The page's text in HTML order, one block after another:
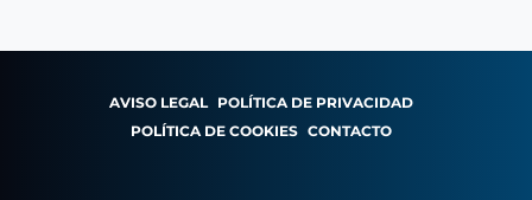
AVISO LEGAL POLÍTICA DE PRIVACIDAD
POLÍTICA DE COOKIES CONTACTO